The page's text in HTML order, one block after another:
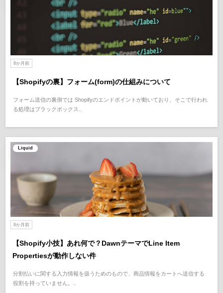
8か月前
【Shopifyの裏】フォーム(form)の仕組みについて
フォーム送信の裏側では Shopifyのエンドポイントが動いており、そこで行われ
る処理はブラックボックス..
Liquid
8か月前
【Shopify小技】あれ何で？DawnテーマでLine Item
Propertiesが動作しない件
分割払いに関する入力情報を扱うためのもので、商品情報をカートへ送信する
役割を持っていません。..